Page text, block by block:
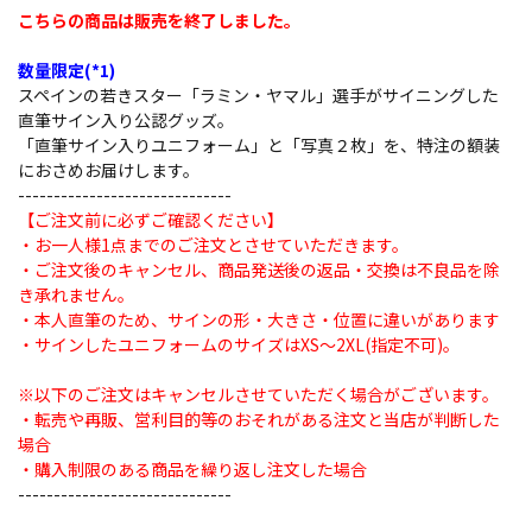
こちらの商品は販売を終了しました。
数量限定(*1)
スペインの若きスター「ラミン・ヤマル」選手がサイニングした
直筆サイン入り公認グッズ。
「直筆サイン入りユニフォーム」と「写真２枚」を、特注の額装
におさめお届けします。
------------------------------
【ご注文前に必ずご確認ください】
・お一人様1点までのご注文とさせていただきます。
・ご注文後のキャンセル、商品発送後の返品・交換は不良品を除
き承れません。
・本人直筆のため、サインの形・大きさ・位置に違いがあります
・サインしたユニフォームのサイズはXS～2XL(指定不可)。
※以下のご注文はキャンセルさせていただく場合がございます。
・転売や再販、営利目的等のおそれがある注文と当店が判断した
場合
・購入制限のある商品を繰り返し注文した場合
------------------------------